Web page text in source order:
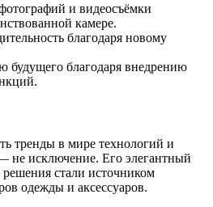
и видеосъёмки
камере.
благодаря новому
будущего благодаря внедрению
тренды в мире технологий и
не исключение. Его элегантный
стали источником
одежды и аксессуаров.